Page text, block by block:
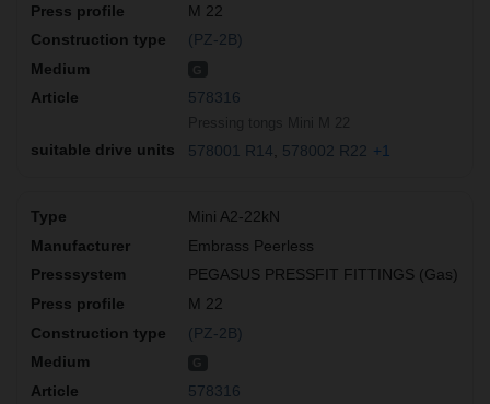
M 22
(PZ-2B)
578316
578001 R14 578002 R22 +1
Mini A2-22kN
Embrass Peerless
PEGASUS PRESSFIT FITTINGS (Gas)
M 22
(PZ-2B)
578316